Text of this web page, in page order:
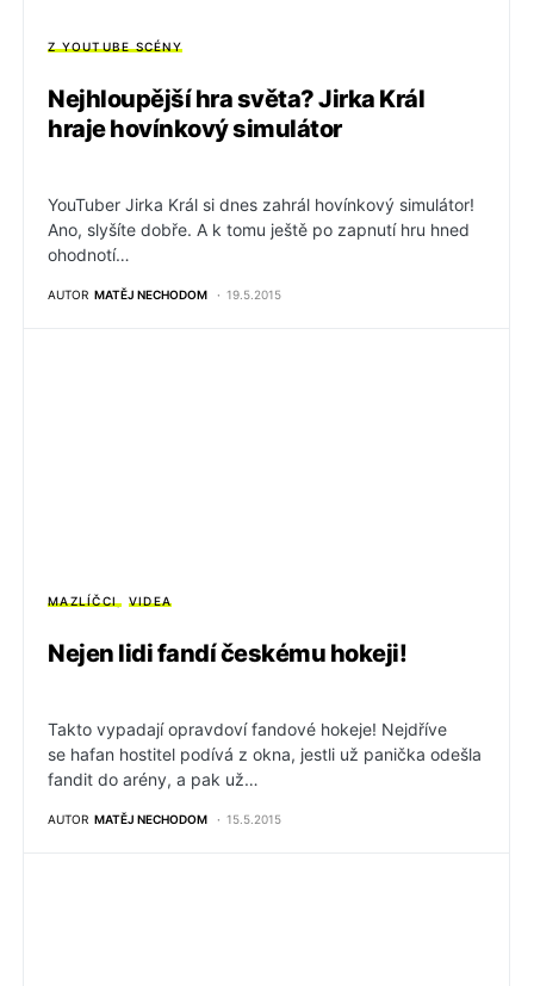
Z YOUTUBE SCÉNY
Nejhloupější hra světa? Jirka Král
hraje hovínkový simulátor
YouTuber Jirka Král si dnes zahrál hovínkový simulátor!
Ano, slyšíte dobře. A k tomu ještě po zapnutí hru hned
ohodnotí…
AUTOR MATĚJ NECHODOM 19.5.2015
MAZLÍČCI VIDEA
Nejen lidi fandí českému hokeji!
Takto vypadají opravdoví fandové hokeje! Nejdříve
se hafan hostitel podívá z okna, jestli už panička odešla
fandit do arény, a pak už…
AUTOR MATĚJ NECHODOM 15.5.2015